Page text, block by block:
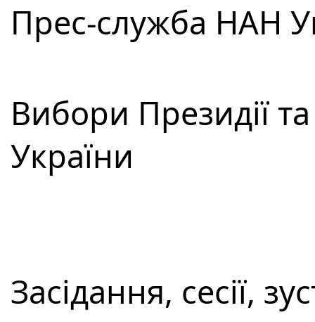
Прес-служба НАН
Вибори Президії
України
Засідання, сесії,